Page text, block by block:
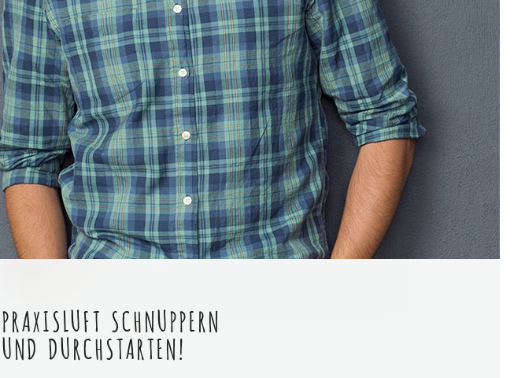
PRAXISLUFT SCHNUPPERN
UND DURCHSTARTEN!